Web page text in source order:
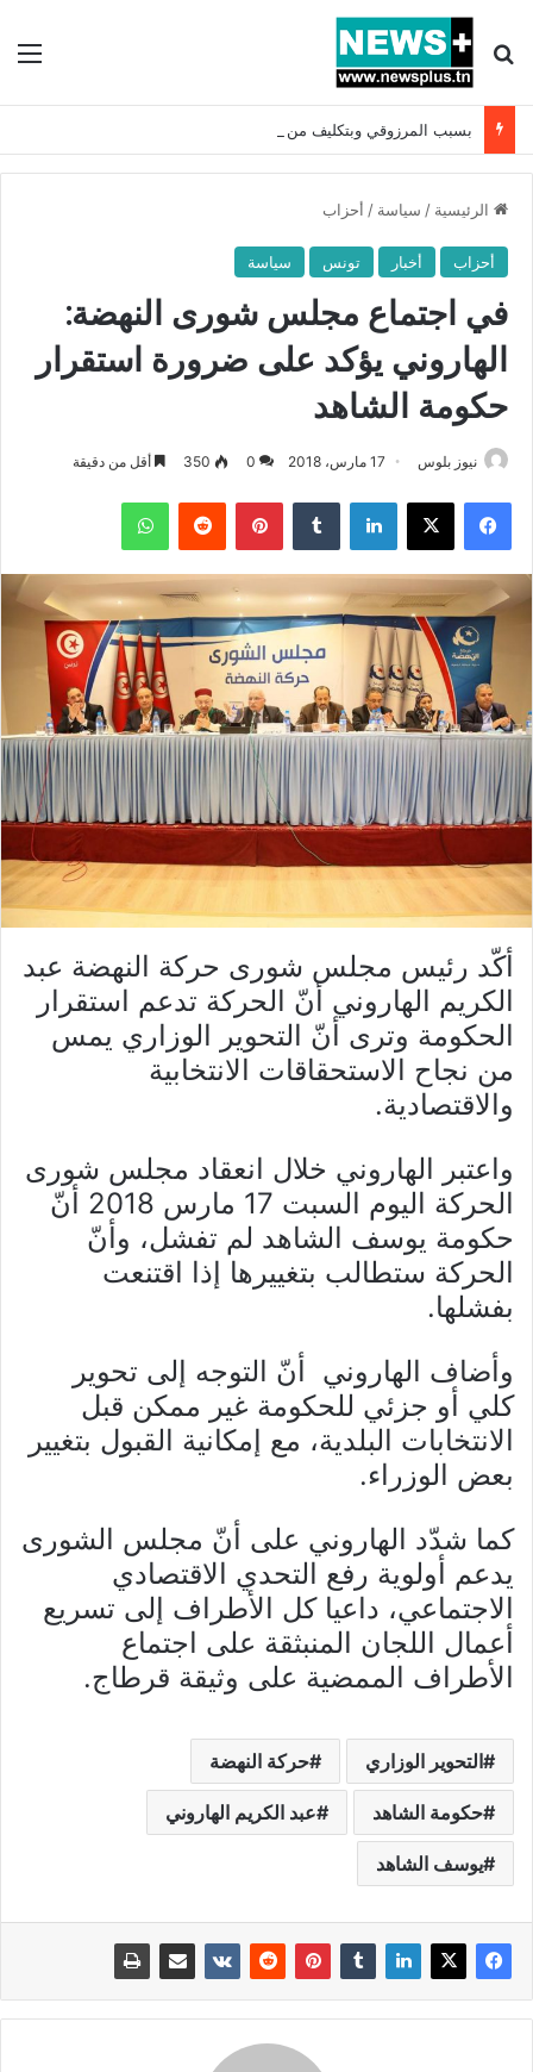
بحث عن
الرئيسية / سياسة / أحزاب
أحزاب أخبار تونس سياسة
في اجتماع مجلس شورى النهضة:
الهاروني يؤكد على ضرورة استقرار
حكومة الشاهد
نيوز بلوس 17 مارس، 2018 0
350 أقل من دقيقة
فيسبوك X لينكدإن بينتيريست واتساب
أكّد رئيس مجلس شورى حركة النهضة عبد
الكريم الهاروني أنّ الحركة تدعم استقرار
الحكومة وترى أنّ التحوير الوزاري يمس
من نجاح الاستحقاقات الانتخابية
والاقتصادية.
واعتبر الهاروني خلال انعقاد مجلس شورى
الحركة اليوم السبت 17 مارس 2018 أنّ
حكومة يوسف الشاهد لم تفشل، وأنّ
الحركة ستطالب بتغييرها إذا اقتنعت
بفشلها.
وأضاف الهاروني أنّ التوجه إلى تحوير
كلي أو جزئي للحكومة غير ممكن قبل
الانتخابات البلدية، مع إمكانية القبول بتغيير
بعض الوزراء.
كما شدّد الهاروني على أنّ مجلس الشورى
يدعم أولوية رفع التحدي الاقتصادي
الاجتماعي، داعيا كل الأطراف إلى تسريع
أعمال اللجان المنبثقة على اجتماع
الأطراف الممضية على وثيقة قرطاج.
التحوير الوزاري حركة النهضة
حكومة الشاهد عبد الكريم الهاروني
يوسف الشاهد